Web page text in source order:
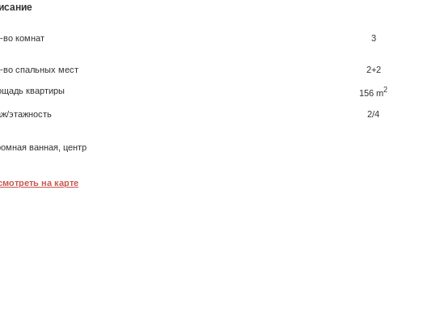
во комнат 3
во спальных мест 2+2
квартиры 156 m2
этажность 2/4
ванная, центр
на карте